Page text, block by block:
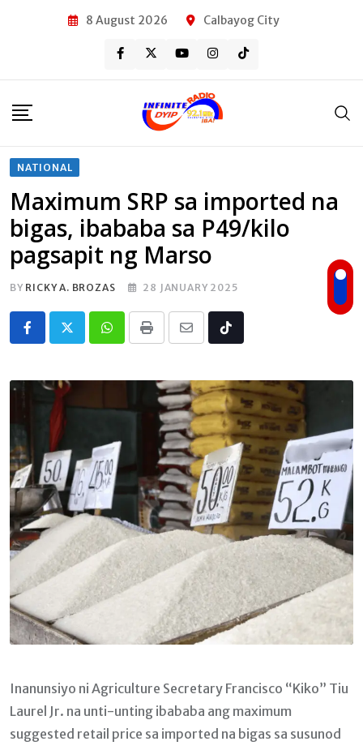
8 August 2026 Calbayog City
NATIONAL
Maximum SRP sa imported na
bigas, ibababa sa P49/kilo
pagsapit ng Marso
BY RICKY A. BROZAS 28 JANUARY 2025
Whatsapp
Print
Share
Email
Tiktok
Inanunsiyo ni Agriculture Secretary Francisco “Kiko” Tiu
Laurel Jr. na unti-unting ibababa ang maximum
suggested retail price sa imported na bigas sa susunod